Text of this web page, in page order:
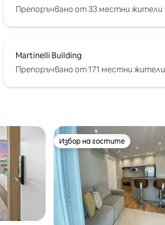
Препоръчвано от 33 местни жители
Martinelli Building
Препоръчвано от 171 местни жители
Избор на гостите
Избор на гостите